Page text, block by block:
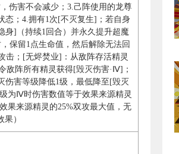
伤害不会减少；3.己阵使用的龙尊
态；4.拥有1次[不灭复生]；若自身
身]（持续1回合）并永久提升超魔
保留1点生命值，然后解除无法回
击；[无烬焚业]：从敌阵存活精灵
敌阵所有精灵获得[毁灭伤害·Ⅳ]；
伤害等级降低1级，最低降至[毁灭
为Ⅳ时伤害数值等于效果来源精灵
果来源精灵的25%双攻最大值，无
）